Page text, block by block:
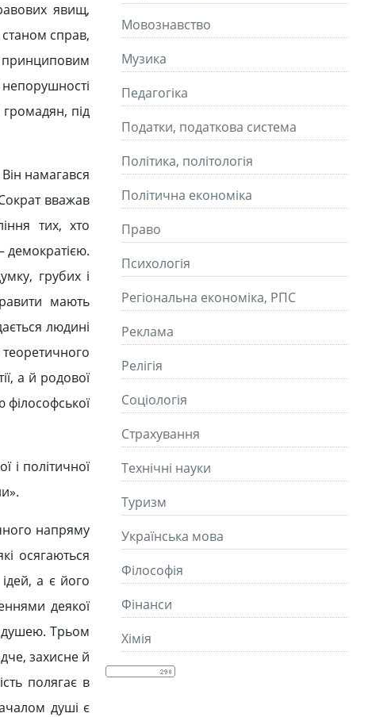
явищ,
справ,
під
намагався
вважав
тих, хто
демократією.
грубих і
мають
людині
а й родової
філософської
і політичної
напряму
осягаються
а є його
деякої
душею. Трьом
захисне й
полягає в
душі є
Мовознавство
Музика
Педагогіка
Податки, податкова система
Політика, політологія
Політична економіка
Право
Психологія
Регіональна економіка, РПС
Реклама
Релігія
Соціологія
Страхування
Технічні науки
Туризм
Українська мова
Філософія
Фінанси
Хімія